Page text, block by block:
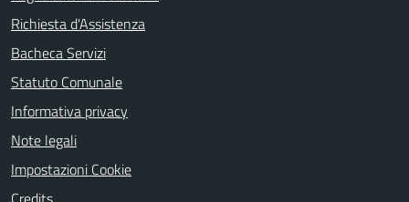
Richiesta d'Assistenza
Bacheca Servizi
Statuto Comunale
Informativa privacy
Note legali
Impostazioni Cookie